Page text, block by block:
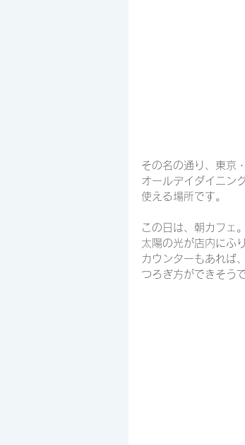
その名の通り、東京
オールデイダイニン
使える場所です。
この日は、朝カフェ。
太陽の光が店内にふ
カウンターもあれば
つろぎ方ができそうで